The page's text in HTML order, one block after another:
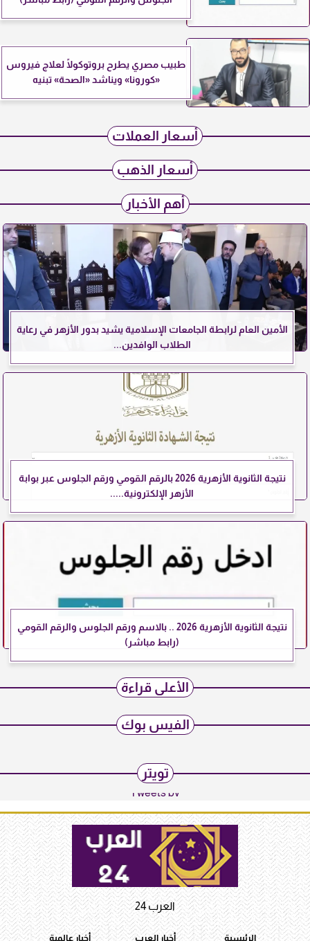
طبيب مصري يطرح بروتوكولًا لعلاج فيروس
«كورونا» ويناشد «الصحة» تبنيه
أسعار العملات
أسعار الذهب
أهم الأخبار
الأمين العام لرابطة الجامعات الإسلامية يشيد بدور الأزهر في رعاية
الطلاب الوافدين...
نتيجة الثانوية الأزهرية 2026 بالرقم القومي ورقم الجلوس عبر بوابة
الأزهر الإلكترونية.....
نتيجة الثانوية الأزهرية 2026 .. بالاسم ورقم الجلوس والرقم القومي
(رابط مباشر)
الأعلى قراءة
الفيس بوك
تويتر
Tweets by
العرب 24
الرئيسية أخبار العرب أخبار عالمية